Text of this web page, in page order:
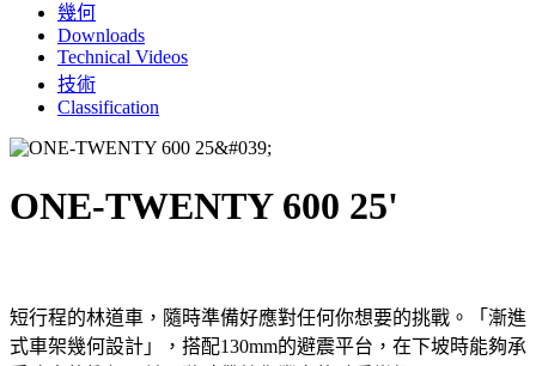
幾何
Downloads
Technical Videos
技術
Classification
ONE-TWENTY 600 25'
短行程的林道車，隨時準備好應對任何你想要的挑戰。「漸進
式車架幾何設計」，搭配130mm的避震平台，在下坡時能夠承